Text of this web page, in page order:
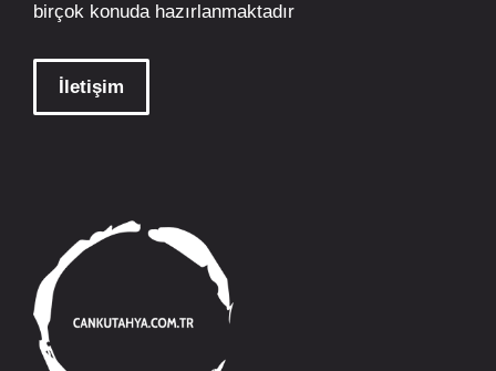
birçok konuda hazırlanmaktadır
İletişim